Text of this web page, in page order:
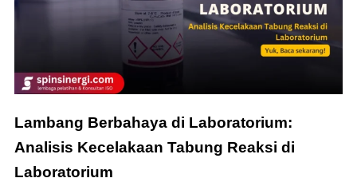
Lambang Berbahaya di Laboratorium:
Analisis Kecelakaan Tabung Reaksi di
Laboratorium